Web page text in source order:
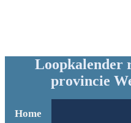
Loopkalender
provincie
Home